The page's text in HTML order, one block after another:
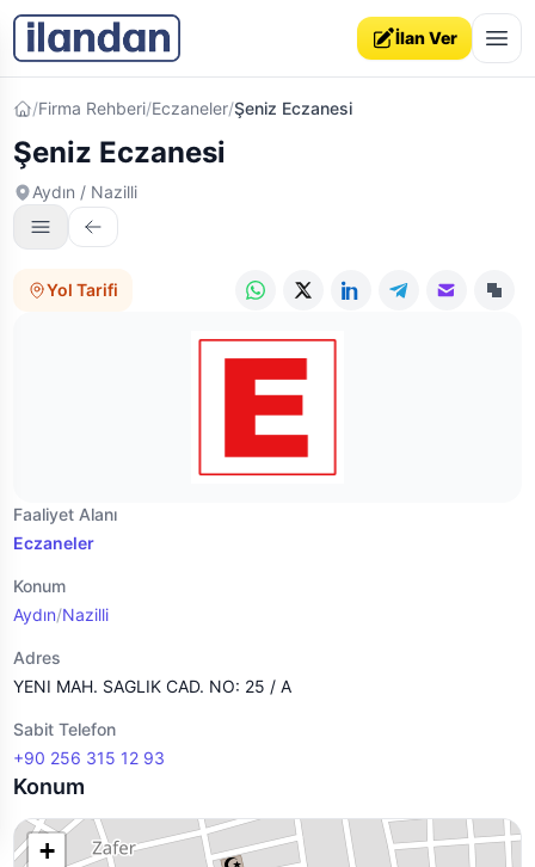
Ana sayfa
İlan Ver
/Firma Rehberi/Eczaneler/Şeniz Eczanesi
Şeniz Eczanesi
Aydın / Nazilli
Yol Tarifi
WhatsAppX (Twitter)
LinkedInTelegramE-posta
Faaliyet Alanı
Eczaneler
Konum
Aydın/Nazilli
Adres
YENI MAH. SAGLIK CAD. NO: 25 / A
Sabit Telefon
+90 256 315 12 93
Konum
+